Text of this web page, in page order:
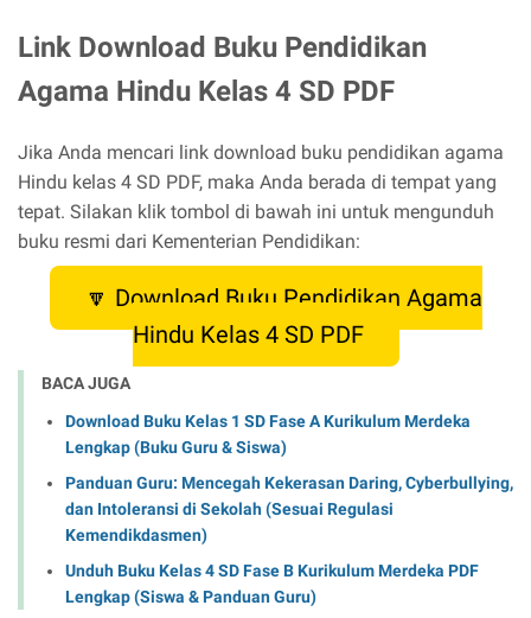
Link Download Buku Pendidikan
Agama Hindu Kelas 4 SD PDF
Jika Anda mencari link download buku pendidikan agama
Hindu kelas 4 SD PDF, maka Anda berada di tempat yang
tepat. Silakan klik tombol di bawah ini untuk mengunduh
buku resmi dari Kementerian Pendidikan:
🔽 Download Buku Pendidikan Agama
Hindu Kelas 4 SD PDF
BACA JUGA
Download Buku Kelas 1 SD Fase A Kurikulum Merdeka
Lengkap (Buku Guru & Siswa)
Panduan Guru: Mencegah Kekerasan Daring, Cyberbullying,
dan Intoleransi di Sekolah (Sesuai Regulasi
Kemendikdasmen)
Unduh Buku Kelas 4 SD Fase B Kurikulum Merdeka PDF
Lengkap (Siswa & Panduan Guru)